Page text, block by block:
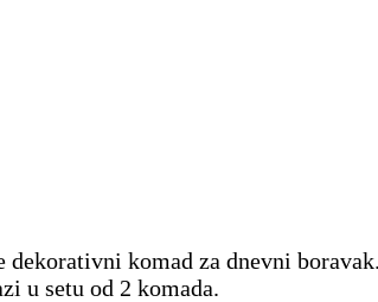
komad za dnevni
u setu od 2 komada.